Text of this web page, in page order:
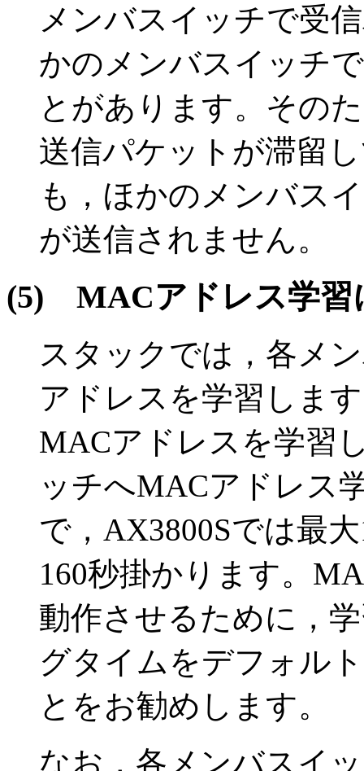
メンバスイッチで受
かのメンバスイッチ
とがあります。その
送信パケットが滞留
も，ほかのメンバス
が送信されません。
(5) MACアドレス学習
スタックでは，各メ
アドレスを学習しま
MACアドレスを学習
ッチへMACアドレス
で，AX3800Sでは最
160秒掛かります。
動作させるために，
グタイムをデフォル
とをお勧めします。
なお，各メンバスイ